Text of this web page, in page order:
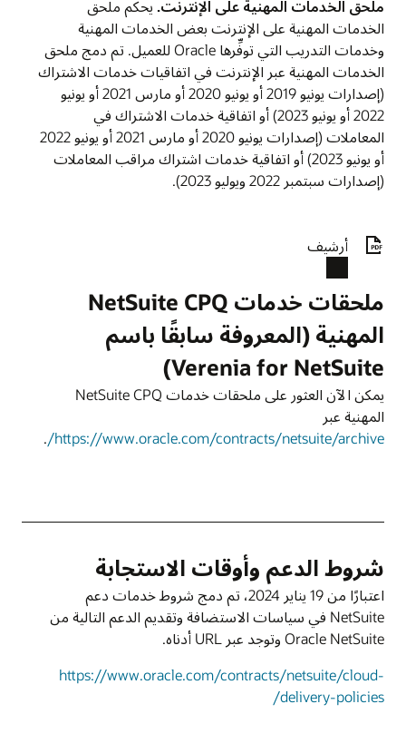
ملحق الخدمات المهنية على الإنترنت. يحكم ملحق
الخدمات المهنية على الإنترنت بعض الخدمات المهنية
وخدمات التدريب التي توفِّرها Oracle للعميل. تم دمج ملحق
الخدمات المهنية عبر الإنترنت في اتفاقيات خدمات الاشتراك
(إصدارات يونيو 2019 أو يونيو 2020 أو مارس 2021 أو يونيو
2022 أو يونيو 2023) أو اتفاقية خدمات الاشتراك في
المعاملات (إصدارات يونيو 2020 أو مارس 2021 أو يونيو 2022
أو يونيو 2023) أو اتفاقية خدمات اشتراك مراقب المعاملات
(إصدارات سبتمبر 2022 ويوليو 2023).
أرشيف
ملحقات خدمات NetSuite CPQ
المهنية (المعروفة سابقًا باسم
Verenia for NetSuite)
يمكن الآن العثور على ملحقات خدمات NetSuite CPQ
المهنية عبر
https://www.oracle.com/contracts/netsuite/archive/
.
شروط الدعم وأوقات الاستجابة
اعتبارًا من 19 يناير 2024، تم دمج شروط خدمات دعم
NetSuite في سياسات الاستضافة وتقديم الدعم التالية من
Oracle NetSuite وتوجد عبر URL أدناه.
https://www.oracle.com/contracts/netsuite/cloud-
delivery-policies/